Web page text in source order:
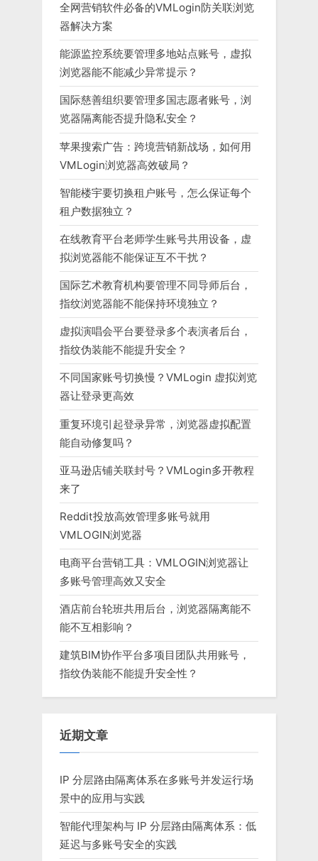
全网营销软件必备的VMLogin防关联浏览
器解决方案
能源监控系统要管理多地站点账号，虚拟
浏览器能不能减少异常提示？
国际慈善组织要管理多国志愿者账号，浏
览器隔离能否提升隐私安全？
苹果搜索广告：跨境营销新战场，如何用
VMLogin浏览器高效破局？
智能楼宇要切换租户账号，怎么保证每个
租户数据独立？
在线教育平台老师学生账号共用设备，虚
拟浏览器能不能保证互不干扰？
国际艺术教育机构要管理不同导师后台，
指纹浏览器能不能保持环境独立？
虚拟演唱会平台要登录多个表演者后台，
指纹伪装能不能提升安全？
不同国家账号切换慢？VMLogin 虚拟浏览
器让登录更高效
重复环境引起登录异常，浏览器虚拟配置
能自动修复吗？
亚马逊店铺关联封号？VMLogin多开教程
来了
Reddit投放高效管理多账号就用
VMLOGIN浏览器
电商平台营销工具：VMLOGIN浏览器让
多账号管理高效又安全
酒店前台轮班共用后台，浏览器隔离能不
能不互相影响？
建筑BIM协作平台多项目团队共用账号，
指纹伪装能不能提升安全性？
近期文章
IP 分层路由隔离体系在多账号并发运行场
景中的应用与实践
智能代理架构与 IP 分层路由隔离体系：低
延迟与多账号安全的实践